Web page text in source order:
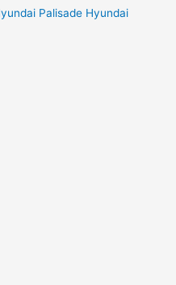
Palisade Hyundai